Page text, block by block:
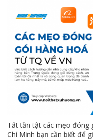
Tất tần tật các mẹo đóng
Chí Minh bạn cần biết để